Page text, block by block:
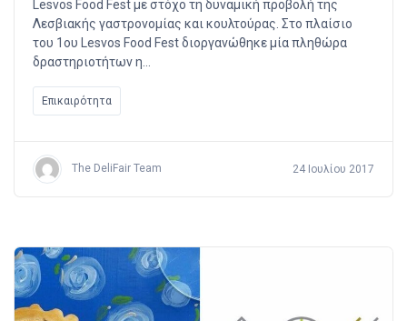
Lesvos Food Fest με στόχο τη δυναμική προβολή της
Λεσβιακής γαστρονομίας και κουλτούρας. Στο πλαίσιο
του 1ου Lesvos Food Fest διοργανώθηκε μία πληθώρα
δραστηριοτήτων η…
Επικαιρότητα
The DeliFair Team 24 Ιουλίου 2017